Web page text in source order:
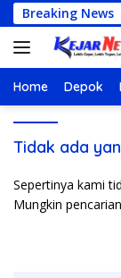
Langsung
ke
konten
Breaking News
Netrash
Home Depok
Tidak ada
Sepertinya kami
Mungkin